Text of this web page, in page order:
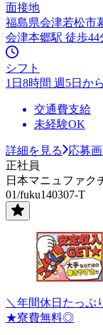
面接地
福島県会津若松市
会津本郷駅 徒歩
シフト
1日8時間 週5日か
交通費支給
未経験OK
詳細を見る
応募
正社員
日本マニュファク
01/fuku140307-T
＼年間休日たっぷ
★寮費無料◎